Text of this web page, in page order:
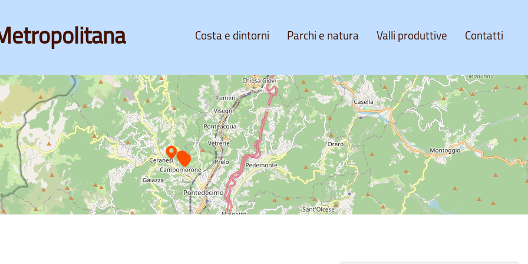
Costa e dintorni Parchi e natura Valli produttive Contatti